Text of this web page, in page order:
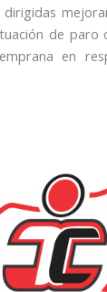
de paro
en